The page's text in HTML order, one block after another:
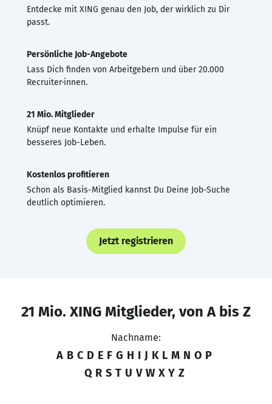
Entdecke mit XING genau den Job, der wirklich zu Dir
passt.
Persönliche Job-Angebote
Lass Dich finden von Arbeitgebern und über 20.000
Recruiter·innen.
21 Mio. Mitglieder
Knüpf neue Kontakte und erhalte Impulse für ein
besseres Job-Leben.
Kostenlos profitieren
Schon als Basis-Mitglied kannst Du Deine Job-Suche
deutlich optimieren.
Jetzt registrieren
21 Mio. XING Mitglieder, von A bis Z
Nachname:
A B C D E F G H I J K L M N O P
Q R S T U V W X Y Z